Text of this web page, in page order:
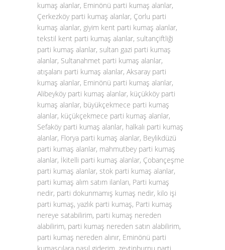
kumaş alanlar, Eminönü parti kumaş alanlar,
Çerkezköy parti kumaş alanlar, Çorlu parti
kumaş alanlar, giyim kent parti kumaş alanlar,
tekstil kent parti kumaş alanlar, sultançiftliği
parti kumaş alanlar, sultan gazi parti kumaş
alanlar, Sultanahmet parti kumaş alanlar,
atışalanı parti kumaş alanlar, Aksaray parti
kumaş alanlar, Eminönü parti kumaş alanlar,
Alibeyköy parti kumaş alanlar, küçükköy parti
kumaş alanlar, büyükçekmece parti kumaş
alanlar, küçükçekmece parti kumaş alanlar,
Sefaköy parti kumaş alanlar, halkalı parti kumaş
alanlar, Florya parti kumaş alanlar, Beylikdüzü
parti kumaş alanlar, mahmutbey parti kumaş
alanlar, İkitelli parti kumaş alanlar, Çobançeşme
parti kumaş alanlar, stok parti kumaş alanlar,
parti kumaş alım satım ilanları, Parti kumaş
nedir, parti dokunmamış kumaş nedir, kilo işi
parti kumaş, yazlık parti kumaş, Parti kumaş
nereye satabilirim, parti kumaş nereden
alabilirim, parti kumaş nereden satın alabilirim,
parti kumaş nereden alınır, Eminönü parti